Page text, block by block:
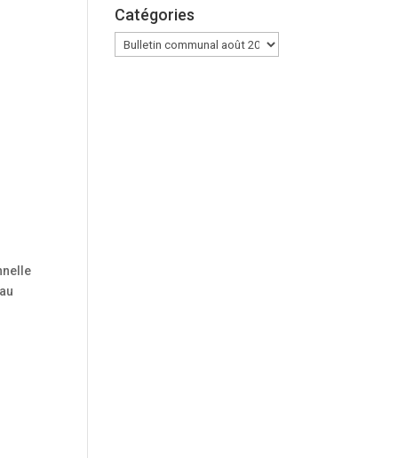
Catégories
Catégories